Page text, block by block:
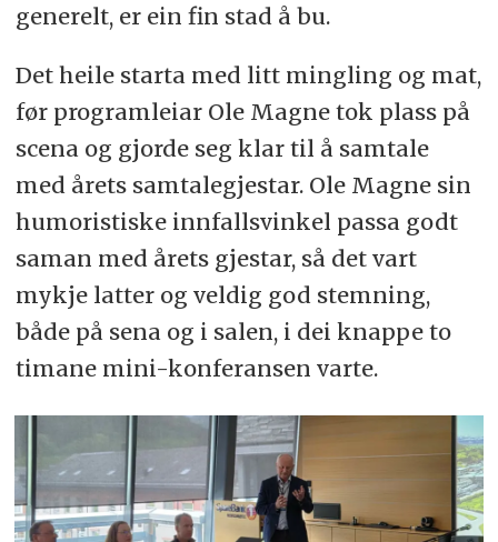
generelt, er ein fin stad å bu.
Det heile starta med litt mingling og mat,
før programleiar Ole Magne tok plass på
scena og gjorde seg klar til å samtale
med årets samtalegjestar. Ole Magne sin
humoristiske innfallsvinkel passa godt
saman med årets gjestar, så det vart
mykje latter og veldig god stemning,
både på sena og i salen, i dei knappe to
timane mini-konferansen varte.